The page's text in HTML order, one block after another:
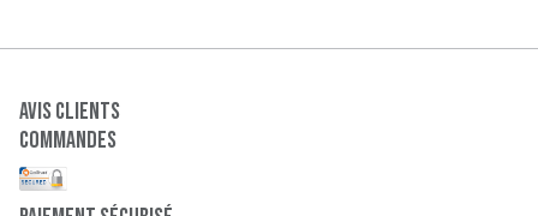
Avis clients
Commandes